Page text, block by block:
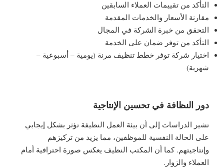
التأكد من تقييمات العملاء السابقين
مقارنة الأسعار والخدمات المقدمة
التحقق من خبرة الشركة في المجال
التأكد من توفر ضمان على الخدمة
اختيار شركة توفر خطط تنظيف مرنة (يومية – أسبوعية –
شهرية)
دور النظافة في تحسين الإنتاجية
تشير الدراسات إلى أن بيئة العمل النظيفة تؤثر بشكل إيجابي
على الحالة النفسية للموظفين، مما يزيد من تركيزهم
وإنتاجيتهم. كما أن المكتب النظيف يعكس صورة احترافية أمام
العملاء والزوار.